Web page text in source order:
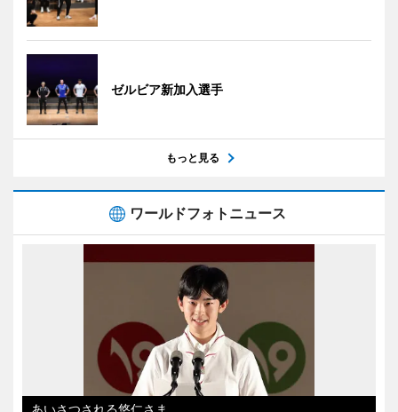
ゼルビア新加入選手
もっと見る
ワールドフォトニュース